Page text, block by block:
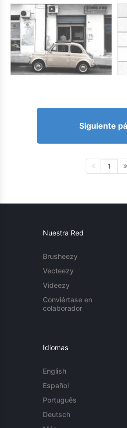
Siguiente
1
Nuestra Red
Brusheezy
Vecteezy
Videezy
Conviértase en
colaborador
Idiomas
English
Español
Português
Deutsch